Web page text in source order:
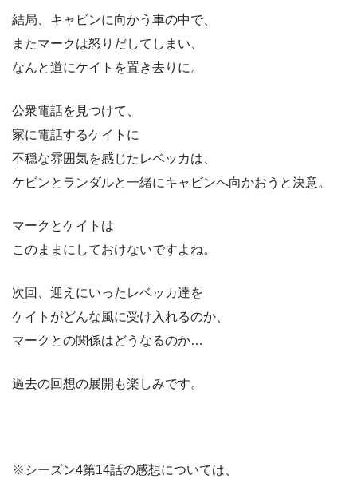
結局、キャビンに向かう車の中で、
またマークは怒りだしてしまい、
なんと道にケイトを置き去りに。
公衆電話を見つけて、
家に電話するケイトに
不穏な雰囲気を感じたレベッカは、
ケビンとランダルと一緒にキャビンへ向かおうと決意。
マークとケイトは
このままにしておけないですよね。
次回、迎えにいったレベッカ達を
ケイトがどんな風に受け入れるのか、
マークとの関係はどうなるのか…
過去の回想の展開も楽しみです。
※シーズン4第14話の感想については、